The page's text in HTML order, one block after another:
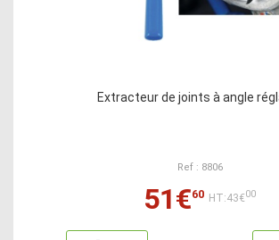
Extracteur de joints à angle
Ref : 8806
51€60 HT:43€00